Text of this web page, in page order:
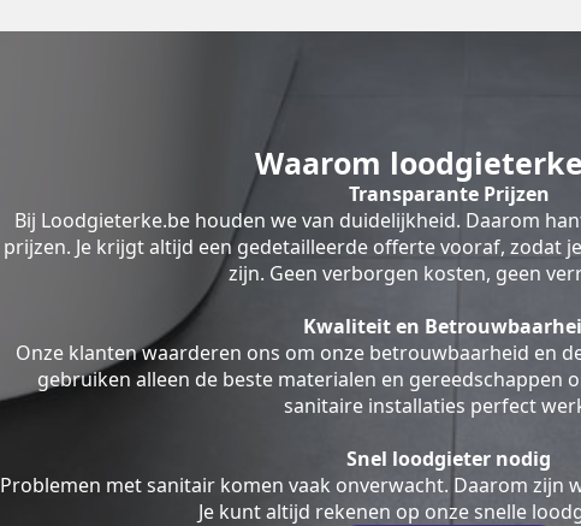
Waarom
Transparante Prijzen
Bij Loodgieterke.be houden we van duidelijkheid. Daarom
prijzen. Je krijgt altijd een gedetailleerde offerte vooraf, zodat
zijn. Geen verborgen kosten, geen
Kwaliteit en
Onze klanten waarderen ons om onze betrouwbaarheid en
gebruiken alleen de beste materialen en gereedschappen
sanitaire installaties perfect
Snel loodgieter nodig
Problemen met sanitair komen vaak onverwacht. Daarom zijn
Je kunt altijd rekenen op onze snelle